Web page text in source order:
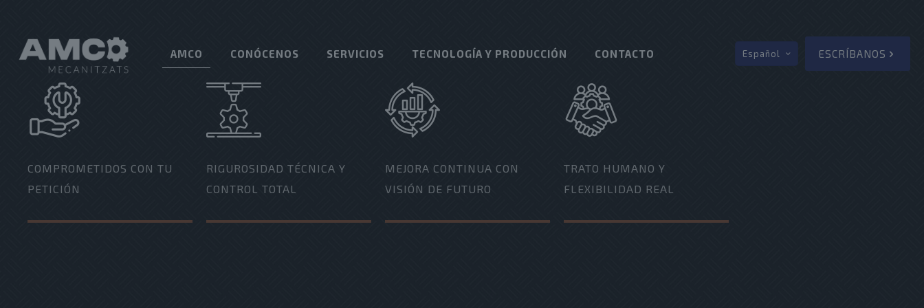
AMCO CONÓCENOS SERVICIOS TECNOLOGÍA Y PRODUCCIÓN CONTACTO Español ESCRÍBANOS
COMPROMETIDOS CON TU
PETICIÓN
RIGUROSIDAD TÉCNICA Y
CONTROL TOTAL
MEJORA CONTINUA CON
VISIÓN DE FUTURO
TRATO HUMANO Y
FLEXIBILIDAD REAL